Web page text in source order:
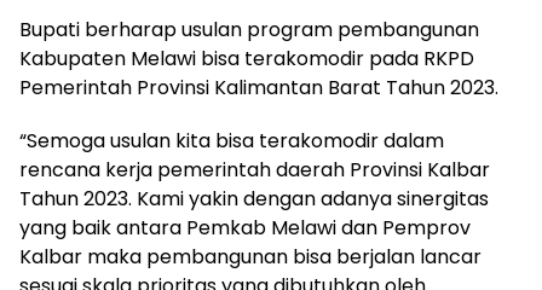
Bupati berharap usulan program pembangunan
Kabupaten Melawi bisa terakomodir pada RKPD
Pemerintah Provinsi Kalimantan Barat Tahun 2023.
“Semoga usulan kita bisa terakomodir dalam
rencana kerja pemerintah daerah Provinsi Kalbar
Tahun 2023. Kami yakin dengan adanya sinergitas
yang baik antara Pemkab Melawi dan Pemprov
Kalbar maka pembangunan bisa berjalan lancar